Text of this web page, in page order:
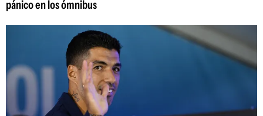
pánico en los ómnibus